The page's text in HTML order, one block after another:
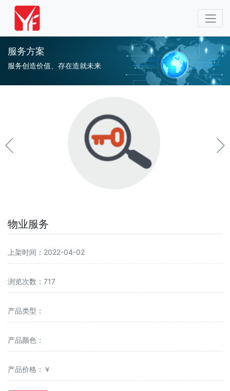
服务方案
服务创造价值、存在造就未来
物业服务
上架时间：2022-04-02
浏览次数：717
产品类型：
产品颜色：
产品价格：￥